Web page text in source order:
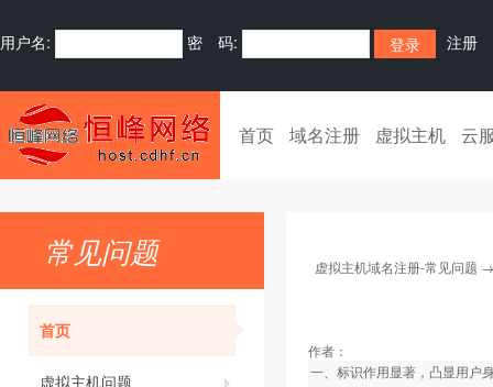
用户名: 密 码: 注册
首页 域名注册 虚拟主机 云
常见问题
首页
虚拟主机问题
虚拟主机域名注册-常见问题
作者：
一、标识作用显著，凸显用户